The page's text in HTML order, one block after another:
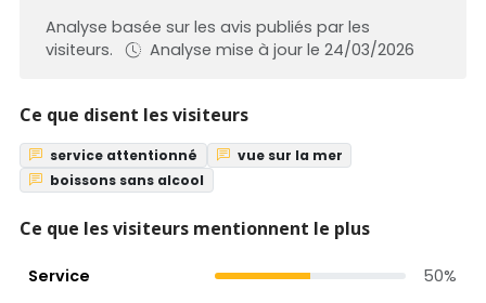
Analyse basée sur les avis publiés par les
visiteurs.
Analyse mise à jour le 24/03/2026
Ce que disent les visiteurs
service attentionné
vue sur la mer
boissons sans alcool
Ce que les visiteurs mentionnent le plus
Service
50%